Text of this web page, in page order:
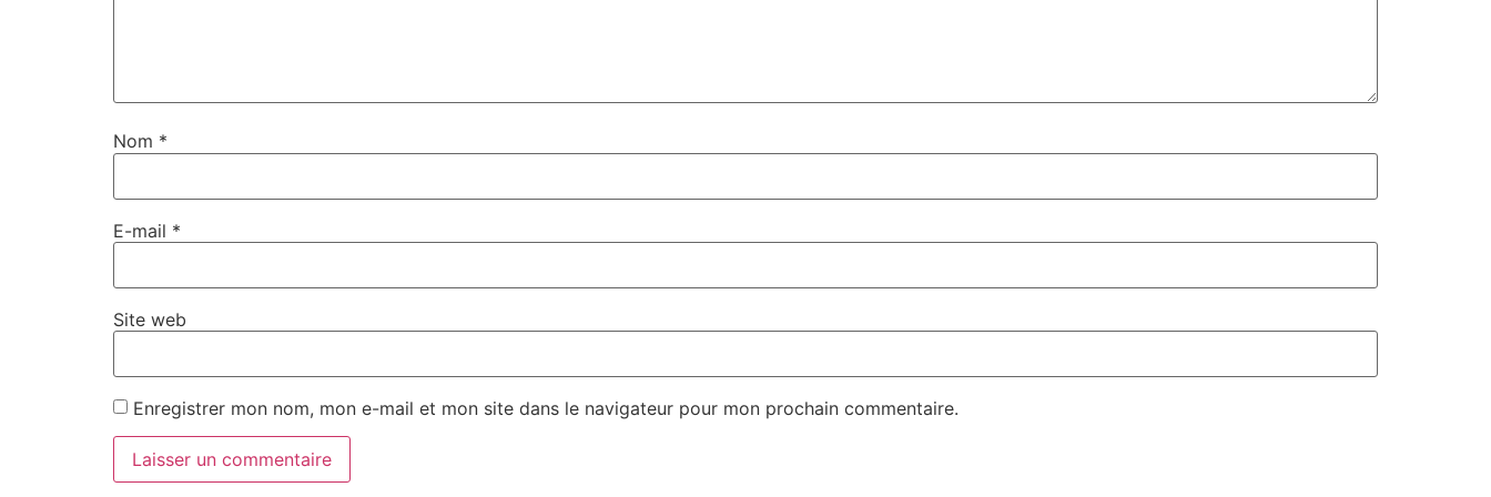
Nom *
E-mail *
Site web
Enregistrer mon nom, mon e-mail et mon site dans le navigateur pour mon prochain commentaire.